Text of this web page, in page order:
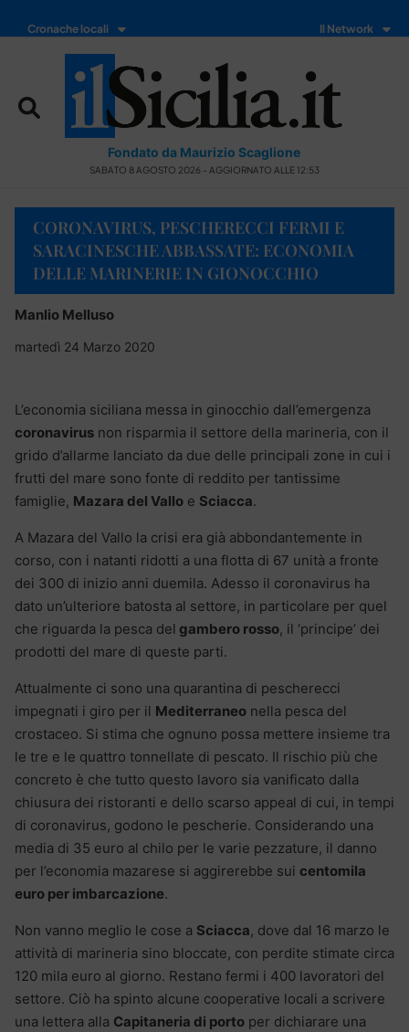
Cronache locali Il Network
Fondato da Maurizio Scaglione
SABATO 8 AGOSTO 2026 - AGGIORNATO ALLE 12:53
CORONAVIRUS, PESCHERECCI FERMI E
SARACINESCHE ABBASSATE: ECONOMIA
DELLE MARINERIE IN GIONOCCHIO
Manlio Melluso
martedì 24 Marzo 2020
L’economia siciliana messa in ginocchio dall’emergenza
coronavirus non risparmia il settore della marineria, con il
grido d’allarme lanciato da due delle principali zone in cui i
frutti del mare sono fonte di reddito per tantissime
famiglie, Mazara del Vallo e Sciacca.
A Mazara del Vallo la crisi era già abbondantemente in
corso, con i natanti ridotti a una flotta di 67 unità a fronte
dei 300 di inizio anni duemila. Adesso il coronavirus ha
dato un’ulteriore batosta al settore, in particolare per quel
che riguarda la pesca del gambero rosso, il ‘principe’ dei
prodotti del mare di queste parti.
Attualmente ci sono una quarantina di pescherecci
impegnati i giro per il Mediterraneo nella pesca del
crostaceo. Si stima che ognuno possa mettere insieme tra
le tre e le quattro tonnellate di pescato. Il rischio più che
concreto è che tutto questo lavoro sia vanificato dalla
chiusura dei ristoranti e dello scarso appeal di cui, in tempi
di coronavirus, godono le pescherie. Considerando una
media di 35 euro al chilo per le varie pezzature, il danno
per l’economia mazarese si aggirerebbe sui centomila
euro per imbarcazione.
Non vanno meglio le cose a Sciacca, dove dal 16 marzo le
attività di marineria sino bloccate, con perdite stimate circa
120 mila euro al giorno. Restano fermi i 400 lavoratori del
settore. Ciò ha spinto alcune cooperative locali a scrivere
una lettera alla Capitaneria di porto per dichiarare una